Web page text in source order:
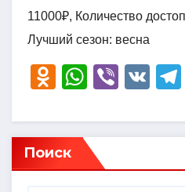
11000₽, Количество
Лучший сезон: весна
O
n
o
kl
W
at
s
A
Vi
er
V
Поиск